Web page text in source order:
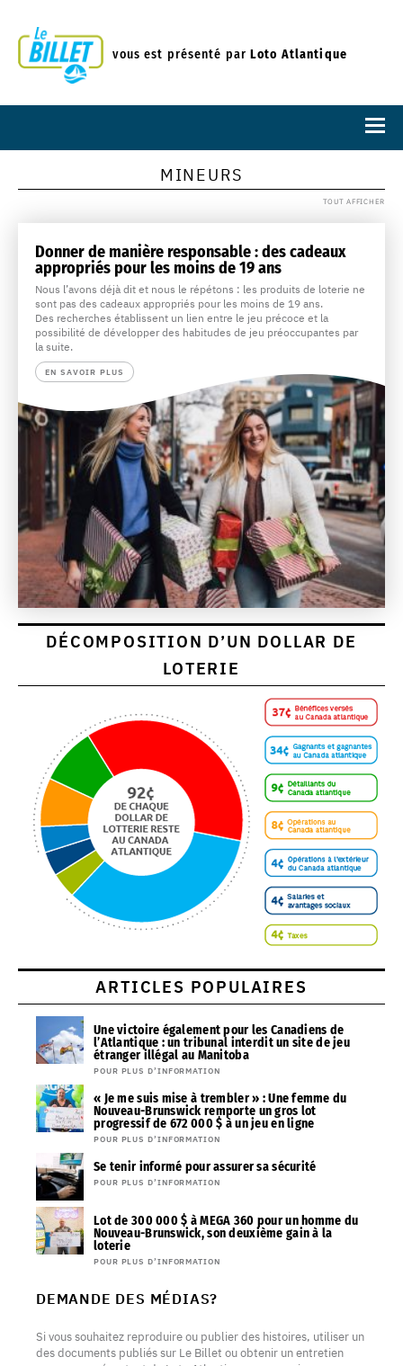
vous est présenté parLoto Atlantique
MINEURS
TOUT AFFICHER
Donner de manière responsable : des cadeaux
appropriés pour les moins de 19 ans
Nous l’avons déjà dit et nous le répétons : les produits de loterie ne
sont pas des cadeaux appropriés pour les moins de 19 ans.
Des recherches établissent un lien entre le jeu précoce et la
possibilité de développer des habitudes de jeu préoccupantes par
la suite.
EN SAVOIR PLUS
DÉCOMPOSITION D’UN DOLLAR DE
LOTERIE
ARTICLES POPULAIRES
Une victoire également pour les Canadiens de
l’Atlantique : un tribunal interdit un site de jeu
étranger illégal au Manitoba
POUR PLUS D’INFORMATION
« Je me suis mise à trembler » : Une femme du
Nouveau-Brunswick remporte un gros lot
progressif de 672 000 $ à un jeu en ligne
POUR PLUS D’INFORMATION
Se tenir informé pour assurer sa sécurité
POUR PLUS D’INFORMATION
Lot de 300 000 $ à MEGA 360 pour un homme du
Nouveau-Brunswick, son deuxième gain à la
loterie
POUR PLUS D’INFORMATION
DEMANDE DES MÉDIAS?
Si vous souhaitez reproduire ou publier des histoires, utiliser un
des documents publiés sur Le Billet ou obtenir un entretien